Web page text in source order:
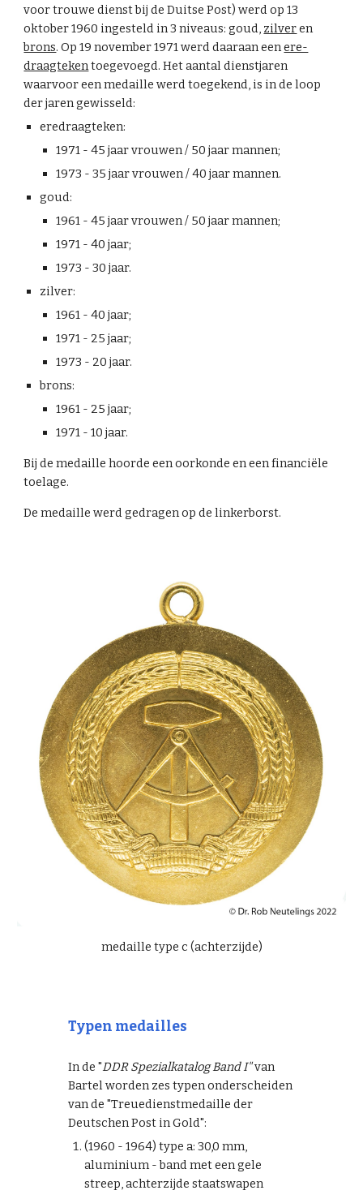
voor trouwe dienst bij de Duitse Post) werd op 13
oktober 1960 ingesteld in 3 niveaus: goud, zilveren
brons. Op 19 november 1971 werd daaraan eenere-
draagtekentoegevoegd. Het aantal dienstjaren
waarvoor een medaille werd toegekend, is in de loop
der jaren gewisseld:
eredraagteken:
1971 - 45 jaar vrouwen / 50 jaar mannen;
1973 - 35 jaar vrouwen / 40 jaar mannen.
goud:
1961 - 45 jaar vrouwen / 50 jaar mannen;
1971 - 40 jaar;
1973 - 30 jaar.
zilver:
1961 - 40 jaar;
1971 - 25 jaar;
1973 - 20 jaar.
brons:
1961 - 25 jaar;
1971 - 10 jaar.
Bij de medaille hoorde een oorkonde en een financiële
toelage.
De medaille werd gedragen op de linkerborst.
medaille type c (achterzijde)
Typen medailles
In de "DDR Spezialkatalog Band I"van
Bartel worden zes typen onderscheiden
van de "Treuedienstmedaille der
Deutschen Post in Gold":
(1960 - 1964) type a: 30,0 mm,
aluminium - band met een gele
streep, achterzijde staatswapen